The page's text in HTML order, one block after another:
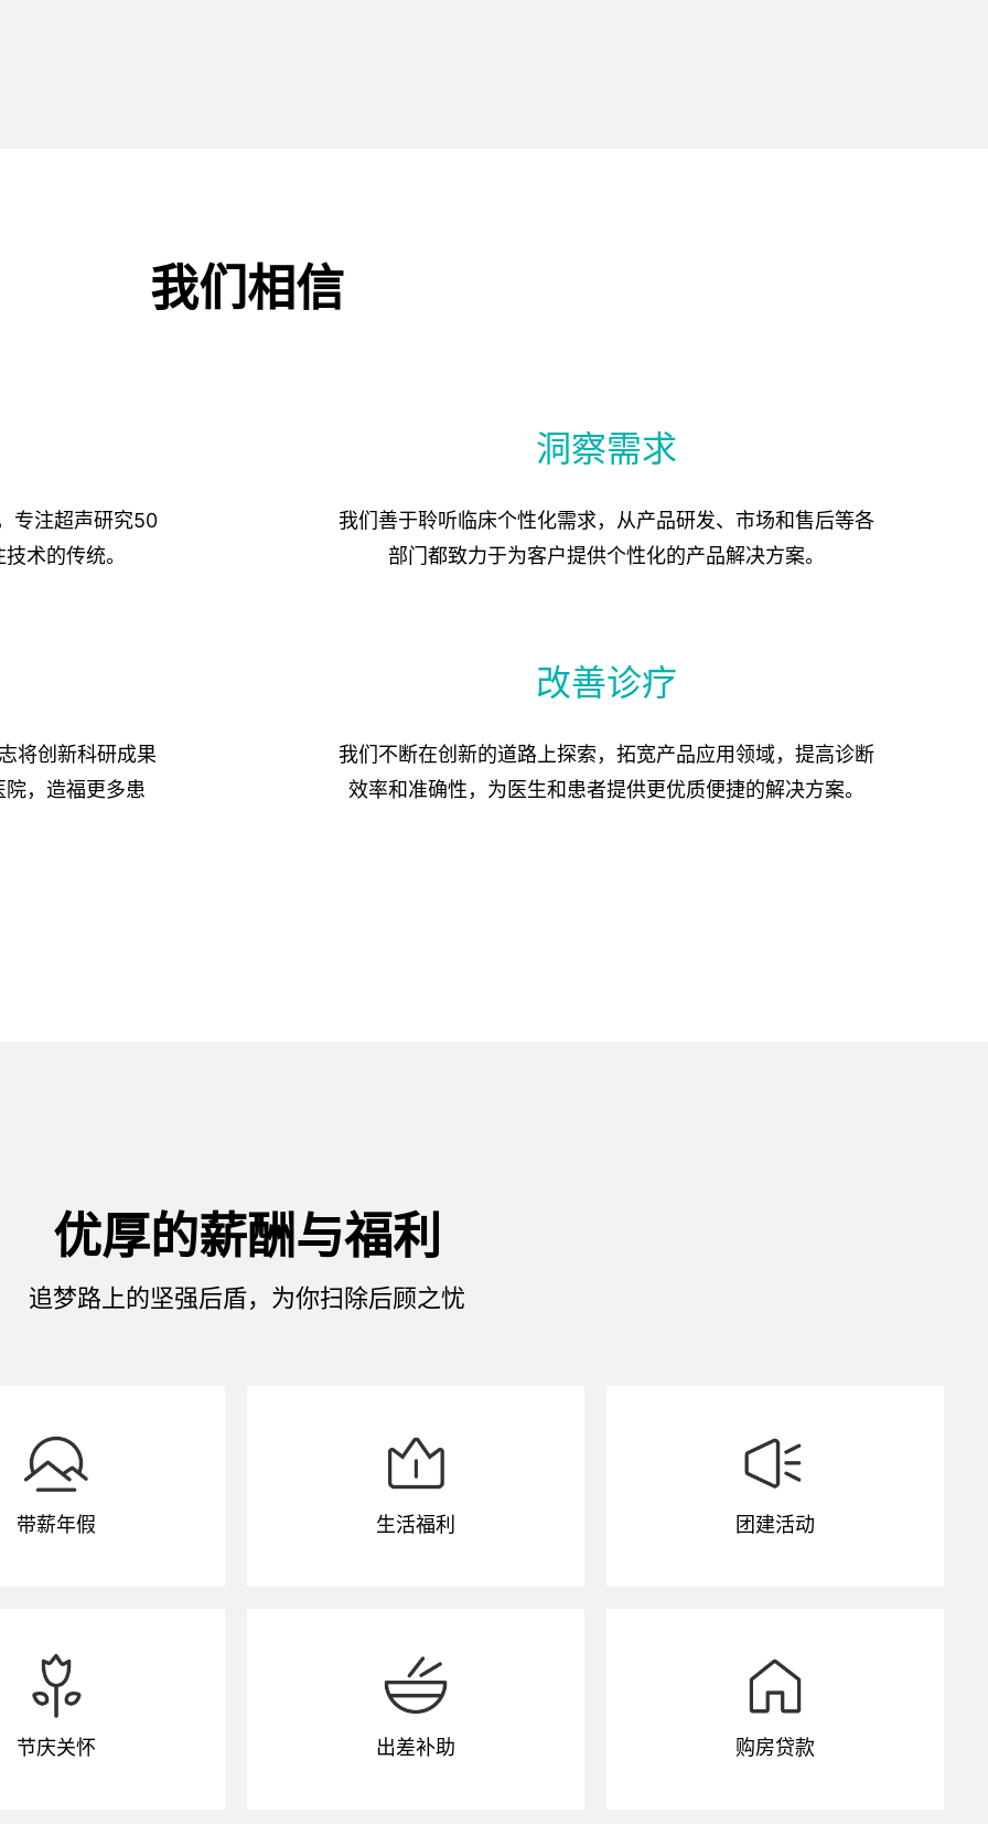
我们相信
专注超声研究50
术的传统。
洞察需求
我们善于聆听临床个性化需求，从产品研发、市场和售后等各
部门都致力于为客户提供个性化的产品解决方案。
将创新科研成果
，造福更多患
改善诊疗
我们不断在创新的道路上探索，拓宽产品应用领域，提高诊断
效率和准确性，为医生和患者提供更优质便捷的解决方案。
优厚的薪酬与福利
追梦路上的坚强后盾，为你扫除后顾之忧
带薪年假 生活福利 团建活动
节庆关怀 出差补助 购房贷款